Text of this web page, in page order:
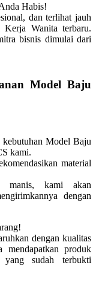
Habis!
dan terlihat jauh
Wanita terbaru.
bisnis dimulai dari
Model Baju
kebutuhan Model Baju
kami.
material
manis, kami akan
dengan
dengan kualitas
produk
sudah terbukti